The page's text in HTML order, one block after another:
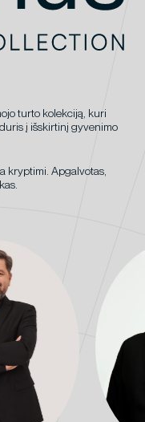
turto kolekciją, kuri
į išskirtinį gyvenimo
kryptimi. Apgalvotas,